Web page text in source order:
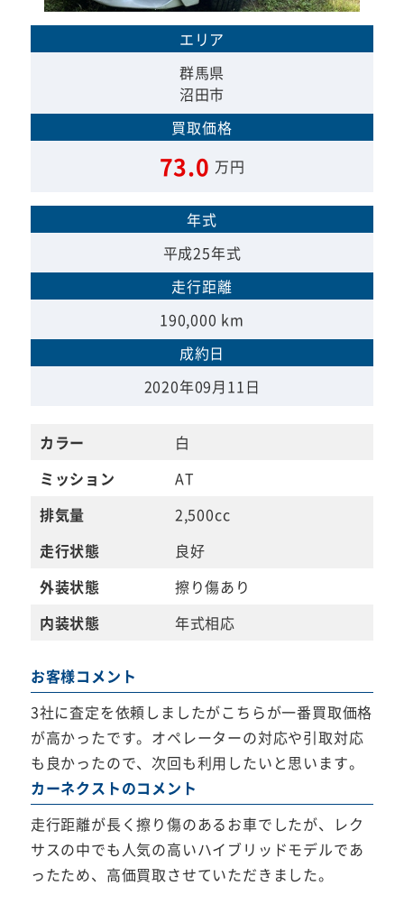
エリア
群馬県
沼田市
買取価格
73.0 万円
年式
平成25年式
走行距離
190,000 km
成約日
2020年09月11日
カラー
白
ミッション
AT
排気量
2,500cc
走行状態
良好
外装状態
擦り傷あり
内装状態
年式相応
お客様コメント
3社に査定を依頼しましたがこちらが一番買取価格
が高かったです。オペレーターの対応や引取対応
も良かったので、次回も利用したいと思います。
カーネクストのコメント
走行距離が長く擦り傷のあるお車でしたが、レク
サスの中でも人気の高いハイブリッドモデルであ
ったため、高価買取させていただきました。